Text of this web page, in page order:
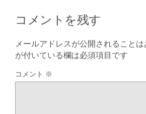
コメントを残す
メールアドレスが公開されることは
が付いている欄は必須項目です
コメント ※